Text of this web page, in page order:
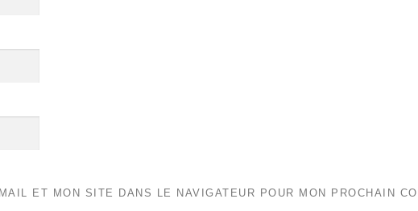
ET MON SITE DANS LE NAVIGATEUR POUR MON PROCHAIN